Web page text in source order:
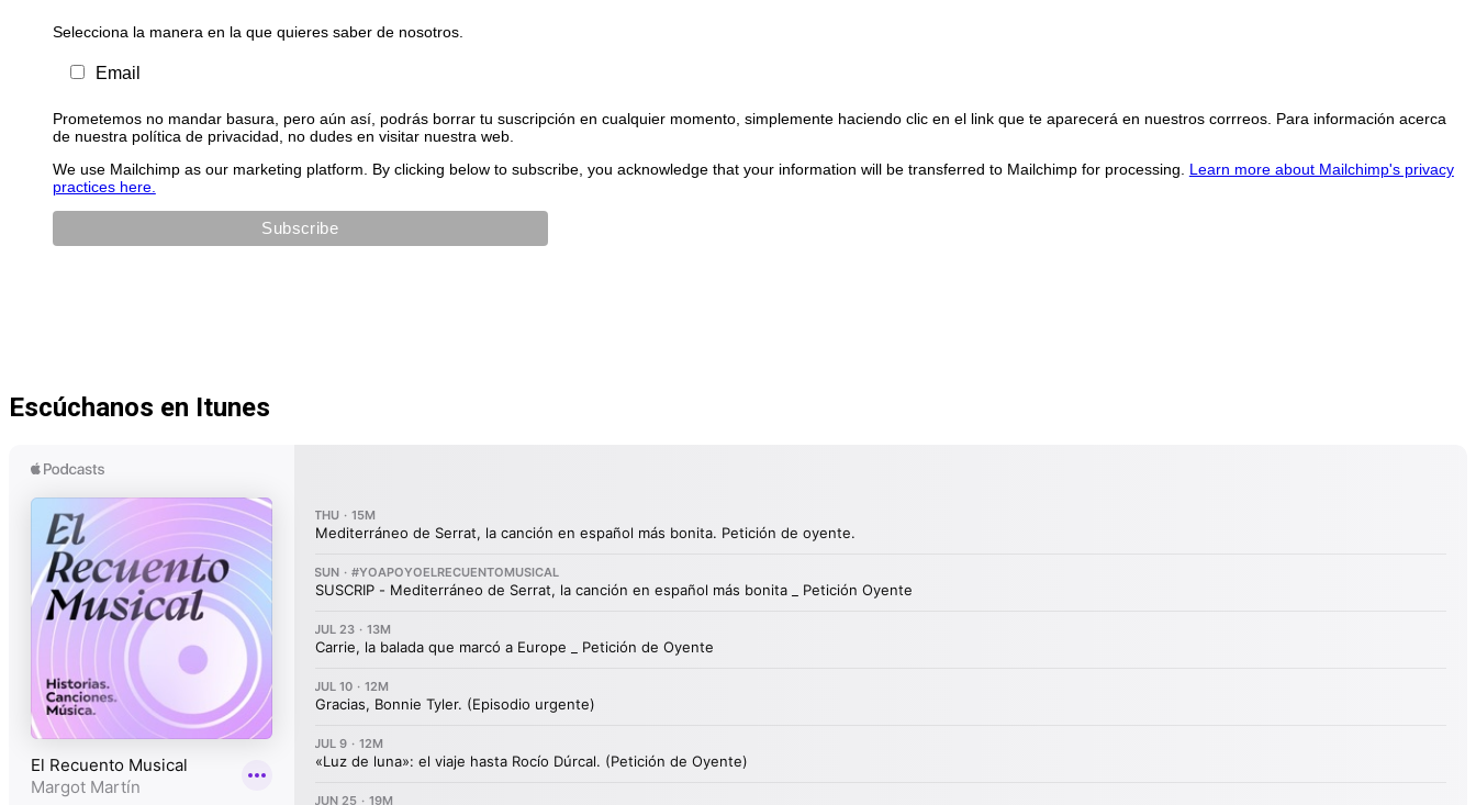
Selecciona la manera en la que quieres saber de nosotros.
Email
Prometemos no mandar basura, pero aún así, podrás borrar tu suscripción en cualquier momento, simplemente haciendo clic en el link que te aparecerá en nuestros corrreos. Para información acerca
de nuestra política de privacidad, no dudes en visitar nuestra web.
We use Mailchimp as our marketing platform. By clicking below to subscribe, you acknowledge that your information will be transferred to Mailchimp for processing. Learn more about Mailchimp's privacy
practices here.
Escúchanos en Itunes